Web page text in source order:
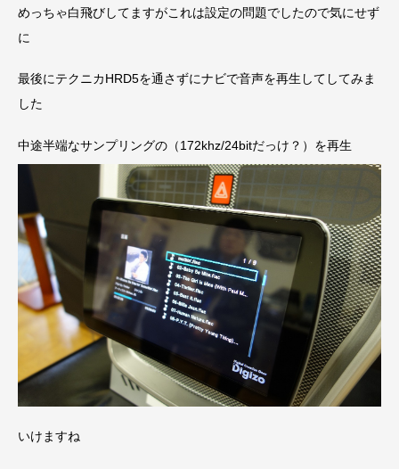
めっちゃ白飛びしてますがこれは設定の問題でしたので気にせず
に
最後にテクニカHRD5を通さずにナビで音声を再生してしてみま
した
中途半端なサンプリングの（172khz/24bitだっけ？）を再生
いけますね